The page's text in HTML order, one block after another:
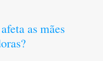
as mães